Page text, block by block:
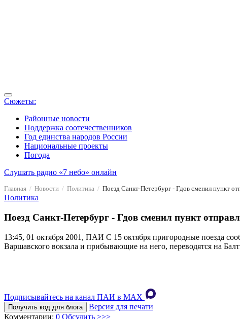
Сюжеты:
Районные новости
Поддержка соотечественников
Год единства народов России
Национальные проекты
Погода
Слушать радио «7 небо» онлайн
Главная Новости Политика Поезд Санкт-Петербург - Гдов сменил пункт
Политика
Поезд Санкт-Петербург - Гдов сменил пункт
13:45, 01 октября 2001, ПАИ С 15 октября пригородные поезда
Варшавского вокзала и прибывающие на него, переводятся на
Подписывайтесь на канал ПАИ в MAХ
Получить код для блога
Версия для печати
Комментарии: 0 Обсудить >>>